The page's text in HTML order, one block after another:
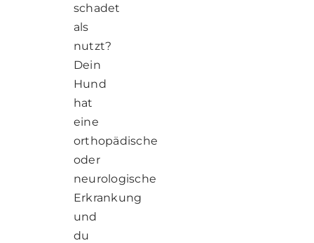
schadet
als
nutzt?
Dein
Hund
hat
eine
orthopädische
oder
neurologische
Erkrankung
und
du